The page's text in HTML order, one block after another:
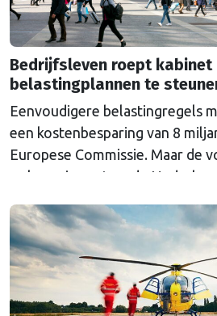
Bedrijfsleven roept kabinet
belastingplannen te
Eenvoudigere belastingregels
een kostenbesparing van 8
Europese Commissie. Maar de
ook een impact op de